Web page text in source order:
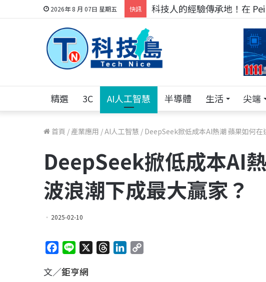
2026年 8 月 07日 星期五 快訊 科技人的經驗傳承地！在
精選 3C AI人工智慧 半導體 生活 尖端
首頁 / 產業應用 /AI人工智慧 / DeepSeek掀低成本AI熱潮 蘋果如何在
DeepSeek掀低成本AI
波浪潮下成最大贏家？
2025-02-10
c
n
文／鉅亨網